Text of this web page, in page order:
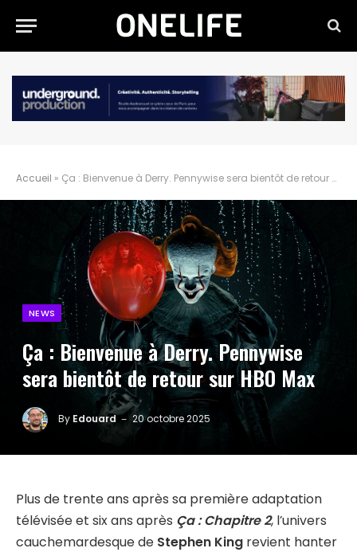
Accueil » Ça : Bienvenue à Derry. Pennywise sera bientôt de retour sur HBO Max
NEWS
Ça : Bienvenue à Derry. Pennywise
sera bientôt de retour sur HBO Max
By Edouard 20 octobre 2025
Plus de trente ans après sa première adaptation
télévisée et six ans après Ça : Chapitre 2, l’univers
cauchemardesque de Stephen King revient hanter